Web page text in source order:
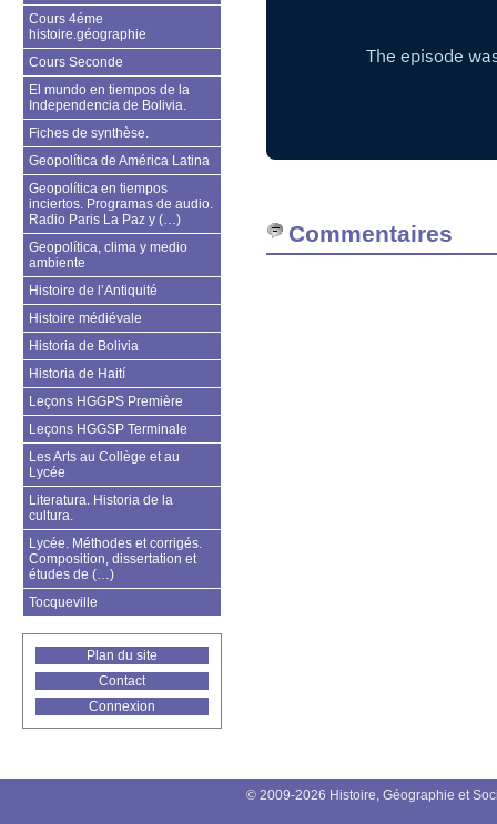
Commentaires
Cours 4éme
histoire.géographie
Cours Seconde
El mundo en tiempos de la
Independencia de Bolivia.
Fiches de synthèse.
Geopolítica de América Latina
Geopolítica en tiempos
inciertos. Programas de audio.
Radio Paris La Paz y (…)
Geopolítica, clima y medio
ambiente
Histoire de l’Antiquité
Histoire médiévale
Historia de Bolivia
Historia de Haití
Leçons HGGPS Première
Leçons HGGSP Terminale
Les Arts au Collège et au
Lycée
Literatura. Historia de la
cultura.
Lycée. Méthodes et corrigés.
Composition, dissertation et
études de (…)
Tocqueville
Plan du site
Contact
Connexion
© 2009-2026 Histoire, Géographie et